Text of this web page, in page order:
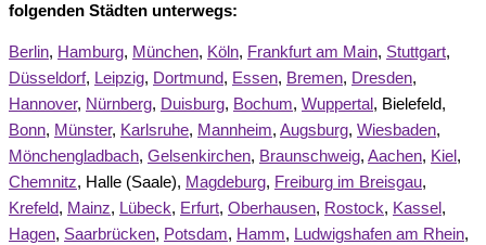
folgenden Städten unterwegs:
Berlin, Hamburg, München, Köln, Frankfurt am Main, Stuttgart,
Düsseldorf, Leipzig, Dortmund, Essen, Bremen, Dresden,
Hannover, Nürnberg, Duisburg, Bochum, Wuppertal, Bielefeld,
Bonn, Münster, Karlsruhe, Mannheim, Augsburg, Wiesbaden,
Mönchengladbach, Gelsenkirchen, Braunschweig, Aachen, Kiel ,
Chemnitz, Halle (Saale), Magdeburg, Freiburg im Breisgau,
Krefeld, Mainz, Lübeck, Erfurt, Oberhausen, Rostock, Kassel ,
Hagen, Saarbrücken, Potsdam, Hamm, Ludwigshafen am Rhein,